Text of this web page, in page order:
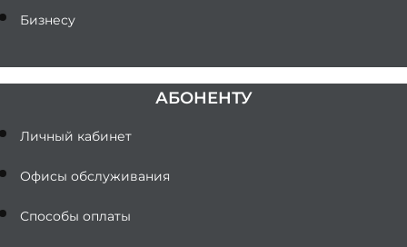
Бизнесу
АБОНЕНТУ
Личный кабинет
Офисы обслуживания
Способы оплаты